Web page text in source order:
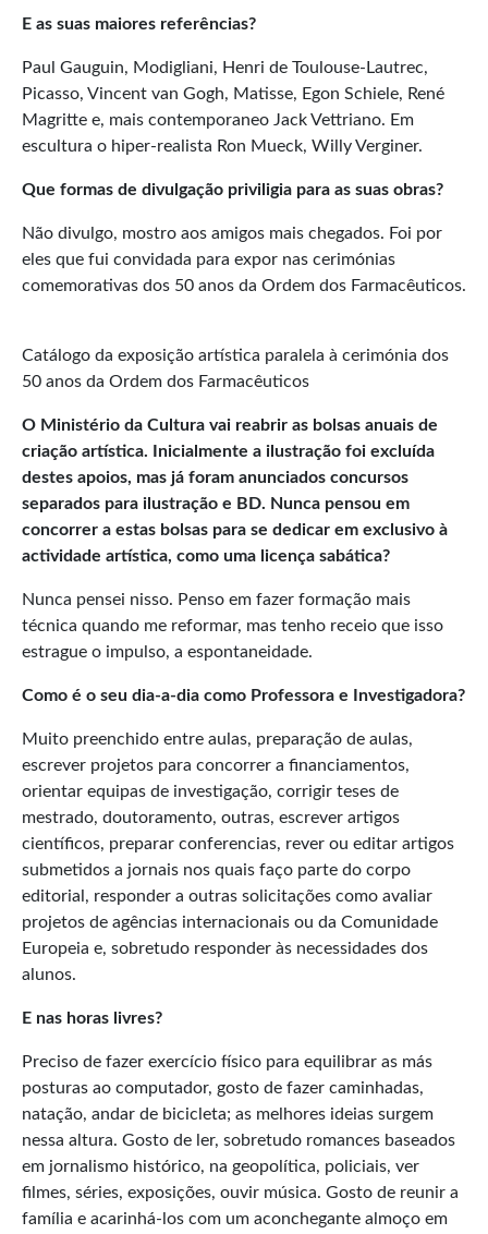
E as suas maiores referências?
Paul Gauguin, Modigliani, Henri de Toulouse-Lautrec,
Picasso, Vincent van Gogh, Matisse, Egon Schiele, René
Magritte e, mais contemporaneo Jack Vettriano. Em
escultura o hiper-realista Ron Mueck, Willy Verginer.
Que formas de divulgação priviligia para as suas obras?
Não divulgo, mostro aos amigos mais chegados. Foi por
eles que fui convidada para expor nas cerimónias
comemorativas dos 50 anos da Ordem dos Farmacêuticos.
Catálogo da exposição artística paralela à cerimónia dos
50 anos da Ordem dos Farmacêuticos
O Ministério da Cultura vai reabrir as bolsas anuais de
criação artística. Inicialmente a ilustração foi excluída
destes apoios, mas já foram anunciados concursos
separados para ilustração e BD. Nunca pensou em
concorrer a estas bolsas para se dedicar em exclusivo à
actividade artística, como uma licença sabática?
Nunca pensei nisso. Penso em fazer formação mais
técnica quando me reformar, mas tenho receio que isso
estrague o impulso, a espontaneidade.
Como é o seu dia-a-dia como Professora e Investigadora?
Muito preenchido entre aulas, preparação de aulas,
escrever projetos para concorrer a financiamentos,
orientar equipas de investigação, corrigir teses de
mestrado, doutoramento, outras, escrever artigos
científicos, preparar conferencias, rever ou editar artigos
submetidos a jornais nos quais faço parte do corpo
editorial, responder a outras solicitações como avaliar
projetos de agências internacionais ou da Comunidade
Europeia e, sobretudo responder às necessidades dos
alunos.
E nas horas livres?
Preciso de fazer exercício físico para equilibrar as más
posturas ao computador, gosto de fazer caminhadas,
natação, andar de bicicleta; as melhores ideias surgem
nessa altura. Gosto de ler, sobretudo romances baseados
em jornalismo histórico, na geopolítica, policiais, ver
filmes, séries, exposições, ouvir música. Gosto de reunir a
família e acarinhá-los com um aconchegante almoço em